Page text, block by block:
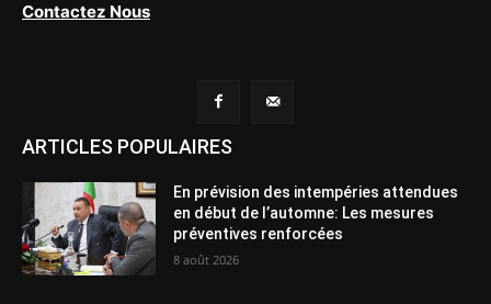
Contactez Nous
ARTICLES POPULAIRES
En prévision des intempéries attendues
en début de l’automne: Les mesures
préventives renforcées
8 août 2026